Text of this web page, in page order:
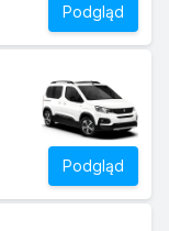
Podgląd
Podgląd